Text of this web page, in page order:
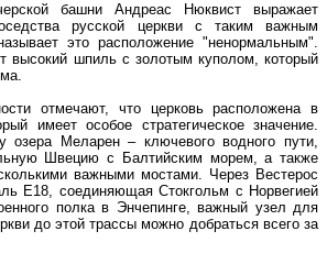
башни Андреас Нюквист выражает
русской церкви с таким важным
это расположение "ненормальным".
высокий шпиль с золотым куполом, который
отмечают, что церковь расположена в
имеет особое стратегическое значение.
озера Меларен – ключевого водного пути,
Швецию с Балтийским морем, а также
важными мостами. Через Вестерос
E18, соединяющая Стокгольм с Норвегией
полка в Энчепинге, важный узел для
до этой трассы можно добраться всего за